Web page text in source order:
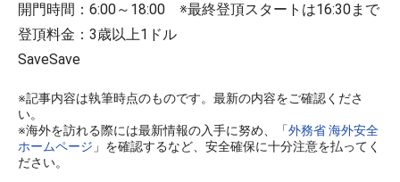
開門時間：6:00～18:00 ※最終登頂スタートは16:30まで
登頂料金：3歳以上1ドル
SaveSave
※記事内容は執筆時点のものです。最新の内容をご確認くださ
い。
※海外を訪れる際には最新情報の入手に努め、「外務省 海外安全
ホームページ 」を確認するなど、安全確保に十分注意を払ってく
ださい。